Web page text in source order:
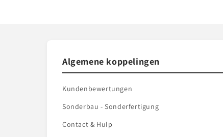
Algemene koppelingen
Kundenbewertungen
Sonderbau - Sonderfertigung
Contact & Hulp